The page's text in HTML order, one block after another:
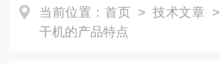
当前位置： 首页 > 技术文章
干机的产品特点